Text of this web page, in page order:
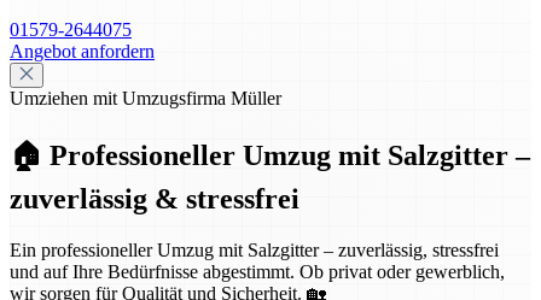
01579-2644075
Angebot anfordern
Umziehen mit Umzugsfirma Müller
🏠 Professioneller Umzug mit Salzgitter –
zuverlässig & stressfrei
Ein professioneller Umzug mit Salzgitter – zuverlässig, stressfrei
und auf Ihre Bedürfnisse abgestimmt. Ob privat oder gewerblich,
wir sorgen für Qualität und Sicherheit. 🏡